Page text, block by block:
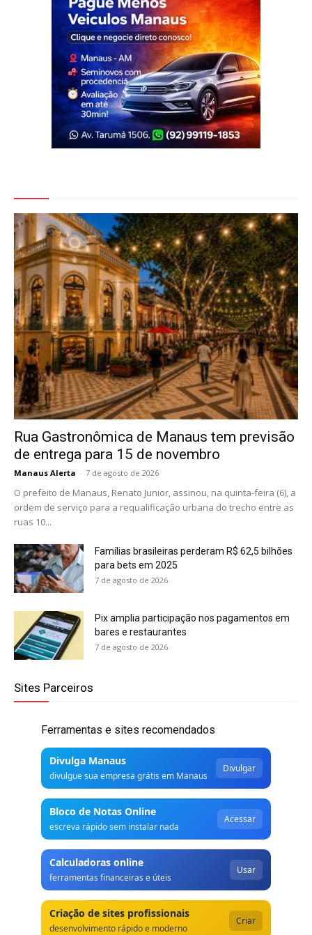
Rua Gastronômica de Manaus tem previsão
de entrega para 15 de novembro
Manaus Alerta - 7 de agosto de 2026
O prefeito de Manaus, Renato Junior, assinou, na quinta-feira (6), a
ordem de serviço para a requalificação urbana do trecho entre as
ruas 10...
Famílias brasileiras perderam R$ 62,5 bilhões
para bets em 2025
7 de agosto de 2026
Pix amplia participação nos pagamentos em
bares e restaurantes
7 de agosto de 2026
Sites Parceiros
Ferramentas e sites recomendados
Divulga Manaus
divulgue sua empresa grátis em Manaus
Divulgar
Bloco de Notas Online
escreva rápido sem instalar nada
Acessar
Calculadoras online
ferramentas financeiras e úteis
Usar
Criação de sites profissionais
desenvolvimento rápido e moderno
Criar